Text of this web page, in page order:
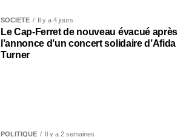
SOCIÉTÉ Il y a 4 jours
Le Cap-Ferret de nouveau évacué après
l’annonce d’un concert solidaire d’Afida
Turner
POLITIQUE Il y a 2 semaines